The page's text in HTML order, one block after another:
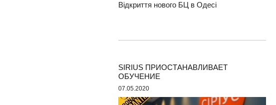
Відкриття нового БЦ в Одесі
SIRIUS ПРИОСТАНАВЛИВАЕТ
ОБУЧЕНИЕ
07.05.2020